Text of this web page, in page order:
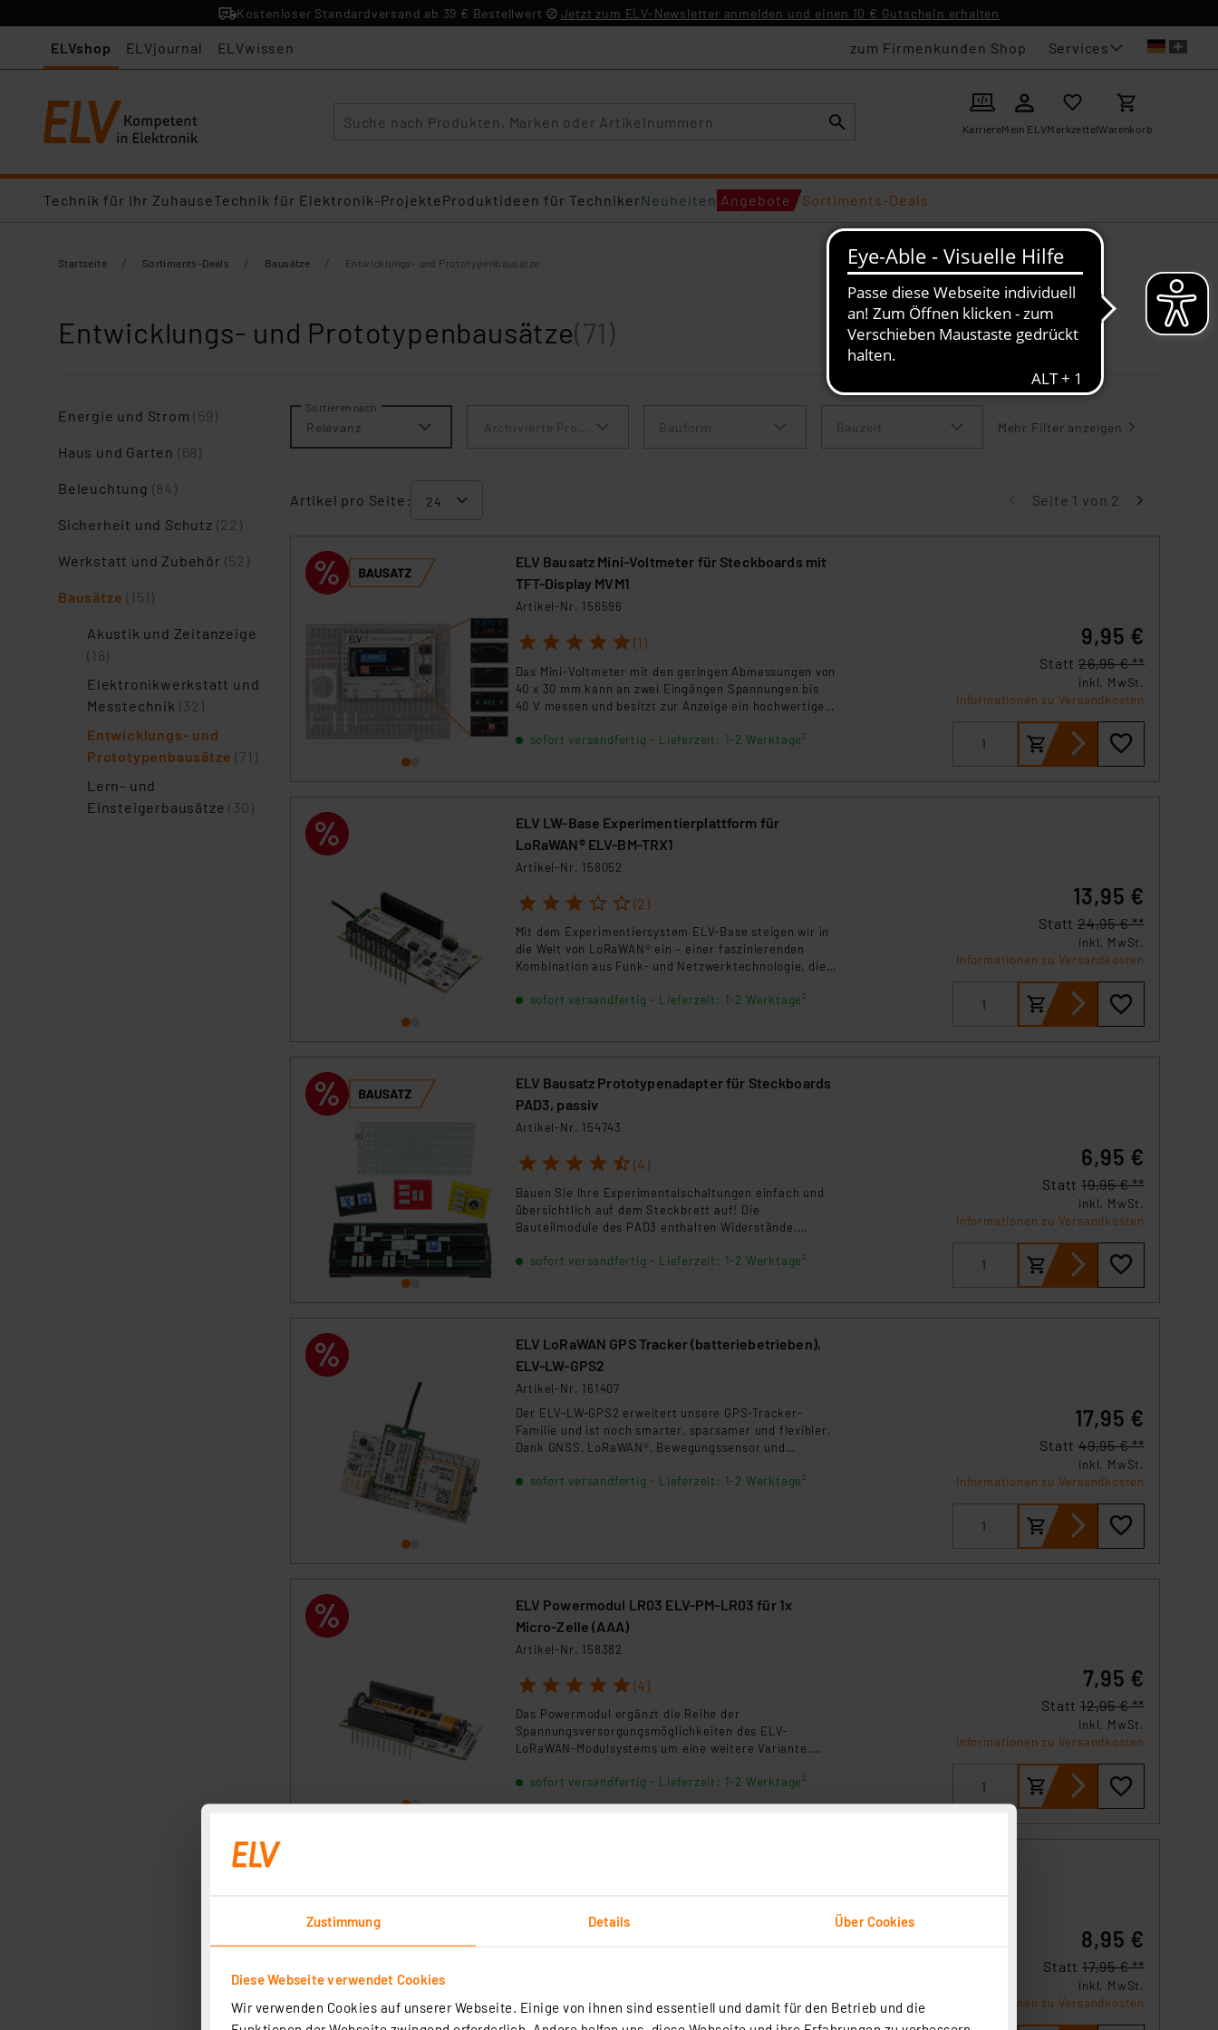
Zustimmung Details Über Cookies
Diese Webseite verwendet Cookies
Wir verwenden Cookies auf unserer Webseite. Einige von ihnen sind essentiell und damit für den Betrieb und die
Kostenloser Standardversand ab 39 € Bestellwert Jetzt zum ELV-Newsletter anmelden und einen 10 € Gutschein erhalten
ELVshop ELVjournal ELVwissen zum Firmenkunden Shop Services
KarriereMein ELVMerkzettelWarenkorb
Technik für Ihr ZuhauseTechnik für Elektronik-ProjekteProduktideen für TechnikerNeuheiten Angebote Sortiments-Deals
Startseite / Sortiments-Deals / Bausätze / Entwicklungs- und Prototypenbausätze
Entwicklungs- und Prototypenbausätze(71)
Energie und Strom​(59)
Haus und Garten​ (68)
Beleuchtung​ (84)
Sicherheit und Schutz​ (22)
Werkstatt und Zubehör (52)
Bausätze(151)
Akustik und Zeitanzeige
(18)
Elektronikwerkstatt und
Messtechnik (32)
Entwicklungs- und
Prototypenbausätze(71)
Lern- und
Einsteigerbausätze(30)
Sortieren nach
Relevanz Archivierte Produkte anzeigenBauform Bauzeit Mehr Filter anzeigen
Artikel pro Seite: Seite 1 von 2
ELV Bausatz Mini-Voltmeter für Steckboards mit
TFT-Display MVM1
Artikel-Nr. 156596
1 2 3 4 5 (1)
Das Mini-Voltmeter mit den geringen Abmessungen von
40 x 30 mm kann an zwei Eingängen Spannungen bis
40 V messen und besitzt zur Anzeige ein hochwertiges
sofort versandfertig - Lieferzeit: 1-2 Werktage²
9,95 €
Statt 26,95 € **
inkl. MwSt.
Informationen zu Versandkosten
ELV LW-Base Experimentierplattform für
LoRaWAN® ELV-BM-TRX1
Artikel-Nr. 158052
1 2 3 4 5 (2)
Mit dem Experimentiersystem ELV-Base steigen wir in
die Welt von LoRaWAN® ein – einer faszinierenden
Kombination aus Funk- und Netzwerktechnologie, die
lizenzfreien Frequenzband übertragen kann.
sofort versandfertig - Lieferzeit: 1-2 Werktage²
13,95 €
Statt 24,95 € **
inkl. MwSt.
Informationen zu Versandkosten
ELV Bausatz Prototypenadapter für Steckboards
PAD3, passiv
Artikel-Nr. 154743
1 2 3 4 5 (4)
Bauen Sie Ihre Experimentalschaltungen einfach und
übersichtlich auf dem Steckbrett auf! Die
Bauteilmodule des PAD3 enthalten Widerstände,
Trimmer, die über kleine Adapter bequem auf
realisierbar.
sofort versandfertig - Lieferzeit: 1-2 Werktage²
6,95 €
Statt 19,95 € **
inkl. MwSt.
Informationen zu Versandkosten
ELV LoRaWAN GPS Tracker (batteriebetrieben),
ELV-LW-GPS2
Artikel-Nr. 161407
Der ELV-LW-GPS2 erweitert unsere GPS-Tracker-
Familie und ist noch smarter, sparsamer und flexibler.
Dank GNSS, LoRaWAN®, Bewegungssensor und
seine Position. Äußerst mobil und ohne laufende
sofort versandfertig - Lieferzeit: 1-2 Werktage²
17,95 €
Statt 49,95 € **
inkl. MwSt.
Informationen zu Versandkosten
ELV Powermodul LR03 ELV-PM-LR03 für 1x
Micro-Zelle (AAA)
Artikel-Nr. 158382
1 2 3 4 5 (4)
Das Powermodul ergänzt die Reihe der
Spannungsversorgungsmöglichkeiten des ELV-
LoRaWAN-Modulsystems um eine weitere Variante.
effektiver Step-up-Wandler die Ausnutzung nahezu der
gesamten Batteriekapazität.
sofort versandfertig - Lieferzeit: 1-2 Werktage²
7,95 €
Statt 12,95 € **
inkl. MwSt.
Informationen zu Versandkosten
8,95 €
Statt 17,95 € **
inkl. MwSt.
Informationen zu Versandkosten